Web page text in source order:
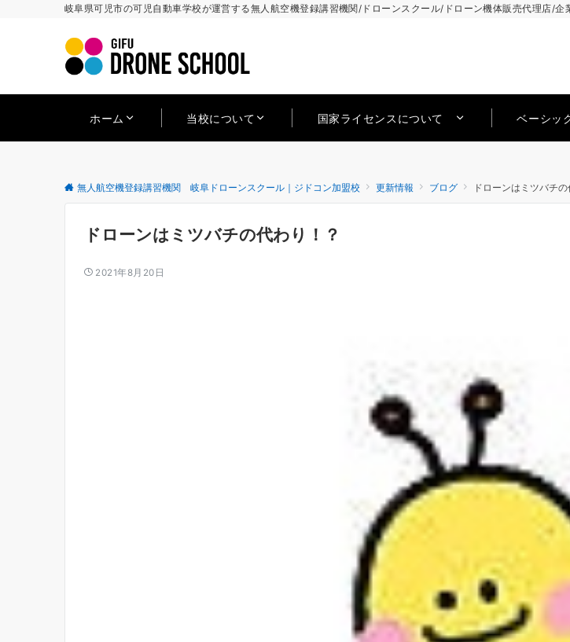
岐阜県可児市の可児自動車学校が運営する無人航空機登録講習機関/ドローンスクール/ドローン機体販売代理店/企
ホーム 当校について 国家ライセンスについて ベーシッ
無人航空機登録講習機関 岐阜ドローンスクール｜ジドコン加盟校 更新情報 ブログ ドローンはミツバチの
ドローンはミツバチの代わり！？
2021年8月20日